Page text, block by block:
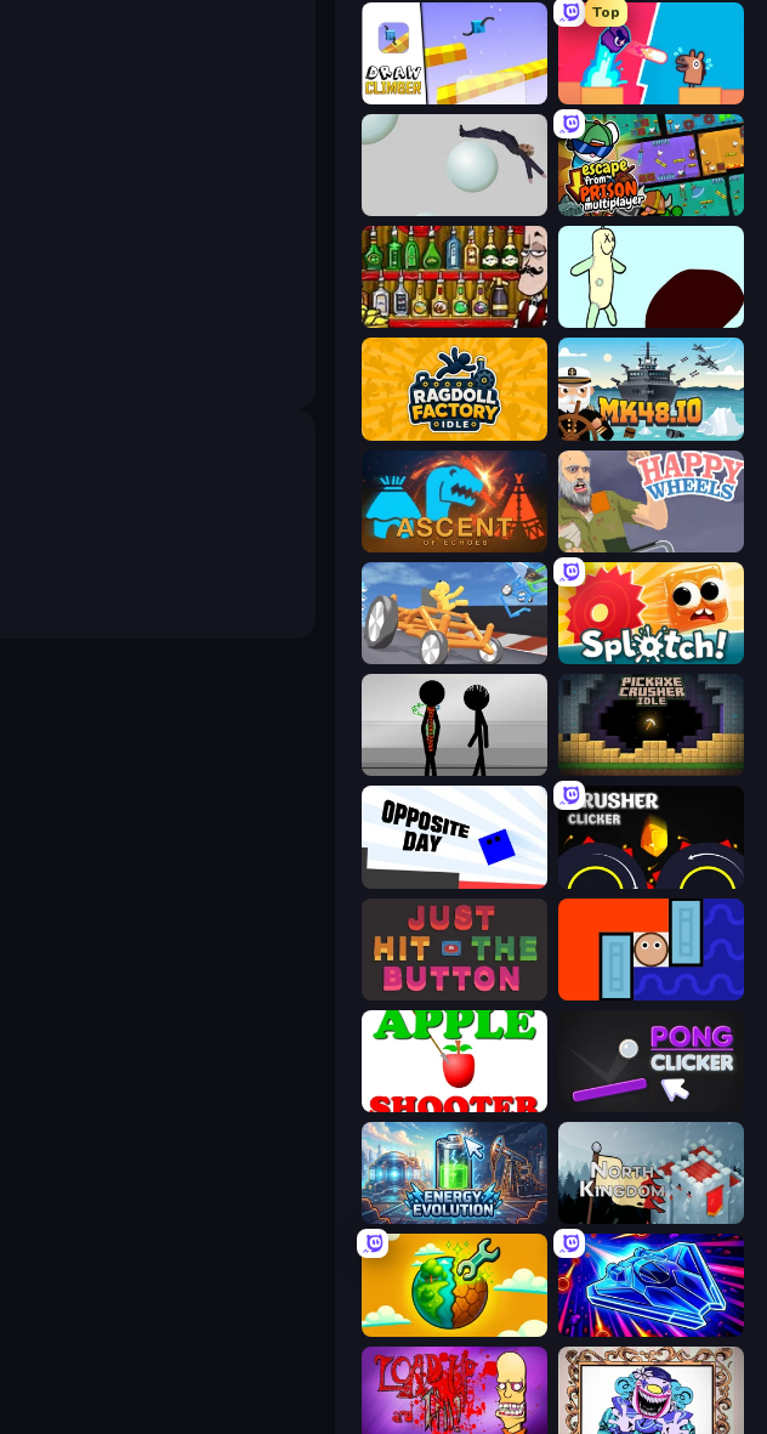
Draw Climber
Top
Boom Slingers ReBoom
Bush Ragdoll Escape From Prison Multiplayer
Bartender The Right Mix Doodieman Voodoo
Ragdoll Factory Idle Mk48.io
Ascent of Echoes Happy Wheels
Draw Crash Race Splotch!
Stick Figure Penalty 2 Pickaxe Crusher Idle
Opposite Day Crusher Clicker
Just Hit the Button Lava and Aqua
Apple Shooter Pong Clicker
Energy Evolution North Kingdom: Siege Castle
Land Explorers: Merge & Build Stellar Swarm